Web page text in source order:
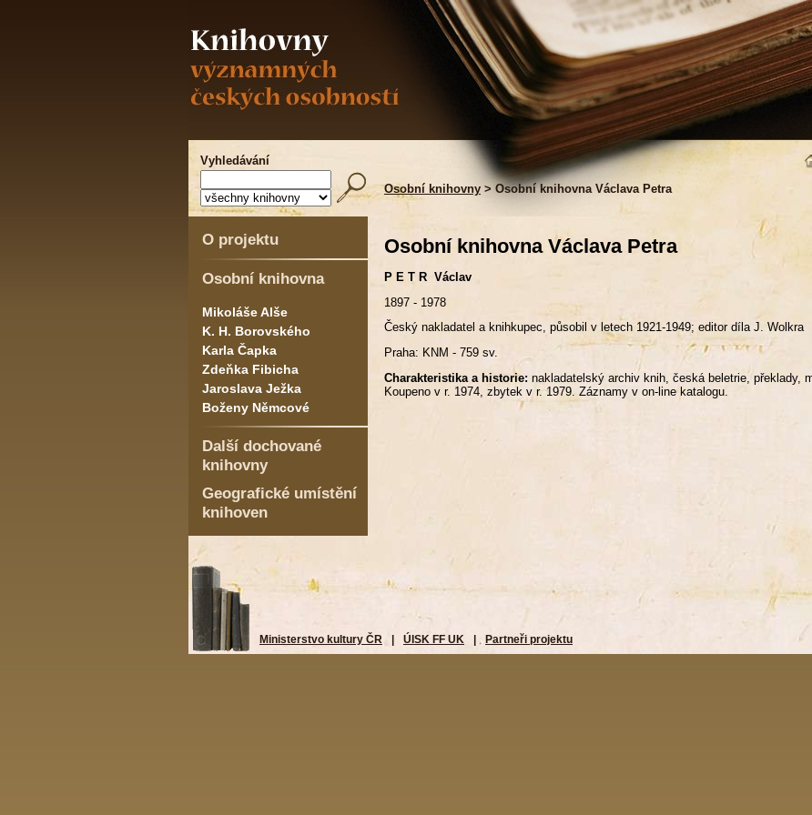
Vyhledávání
Osobní knihovny > Osobní knihovna Václava Petra
O projektu
Osobní knihovna
Mikoláše Alše
K. H. Borovského
Karla Čapka
Zdeňka Fibicha
Jaroslava Ježka
Boženy Němcové
Další dochované
knihovny
Geografické umístění
knihoven
Osobní knihovna Václava Petra
P E T R Václav
1897 - 1978
Český nakladatel a knihkupec, působil v letech 1921-1949; editor díla J. Wolkra
Praha: KNM - 759 sv.
Charakteristika a historie: nakladatelský archiv knih, česká beletrie, překlady,
Koupeno v r. 1974, zbytek v r. 1979. Záznamy v on-line katalogu.
Ministerstvo kultury ČR ÚISK FF UK Partneři projektu